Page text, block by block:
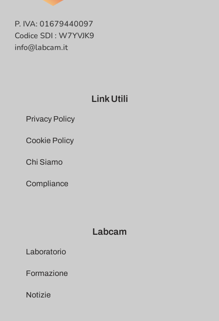
P. IVA: 01679440097
Codice SDI : W7YVJK9
info@labcam.it
Link Utili
Privacy Policy
Cookie Policy
Chi Siamo
Compliance
Labcam
Laboratorio
Formazione
Notizie